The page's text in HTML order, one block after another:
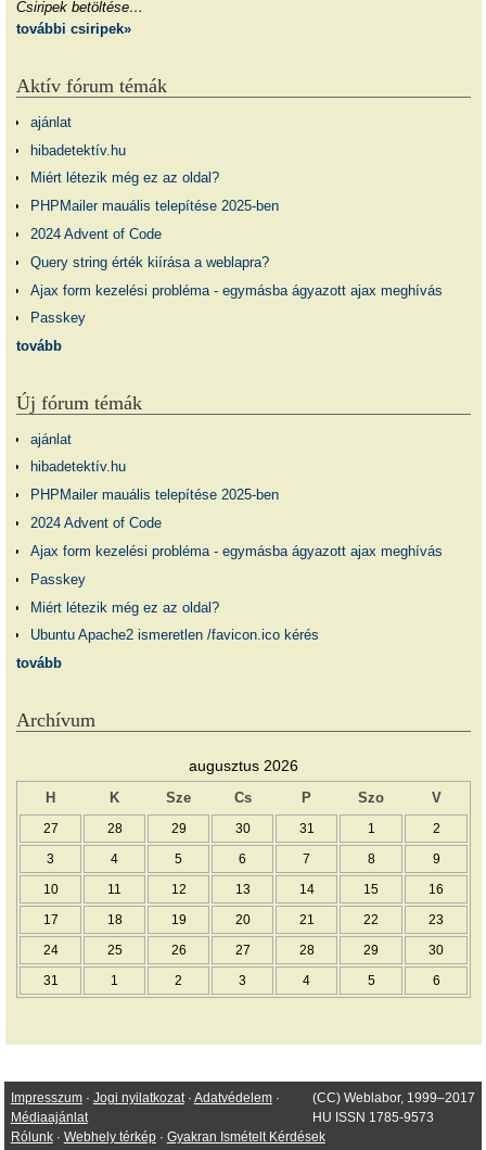
Csiripek betöltése…
további csiripek»
Aktív fórum témák
ajánlat
hibadetektív.hu
Miért létezik még ez az oldal?
PHPMailer mauális telepítése 2025-ben
2024 Advent of Code
Query string érték kiírása a weblapra?
Ajax form kezelési probléma - egymásba ágyazott ajax meghívás
Passkey
tovább
Új fórum témák
ajánlat
hibadetektív.hu
PHPMailer mauális telepítése 2025-ben
2024 Advent of Code
Ajax form kezelési probléma - egymásba ágyazott ajax meghívás
Passkey
Miért létezik még ez az oldal?
Ubuntu Apache2 ismeretlen /favicon.ico kérés
tovább
Archívum
augusztus 2026
H K Sze Cs P Szo V
27 28 29 30 31 1 2
3 4 5 6 7 8 9
10 11 12 13 14 15 16
17 18 19 20 21 22 23
24 25 26 27 28 29 30
31 1 2 3 4 5 6
(CC) Weblabor, 1999–2017
HU ISSN 1785-9573
Impresszum· Jogi nyilatkozat· Adatvédelem·
Médiaajánlat
Rólunk· Webhely térkép· Gyakran Ismételt Kérdések